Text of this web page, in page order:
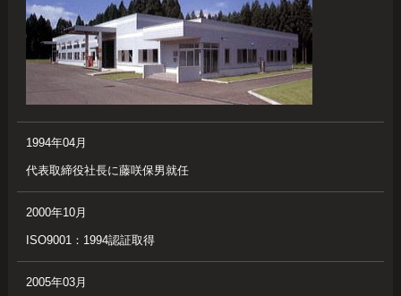
1994年04月
代表取締役社長に藤咲保男就任
2000年10月
ISO9001：1994認証取得
2005年03月